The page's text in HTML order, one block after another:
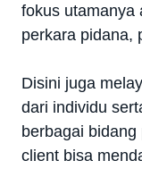
fokus utamanya
perkara pidana,
Disini juga
dari individu
berbagai
client bisa